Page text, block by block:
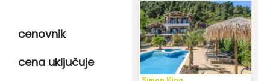
cenovnik
cena uključuje